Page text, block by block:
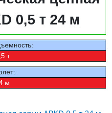
0,5 т 24 м
т
м